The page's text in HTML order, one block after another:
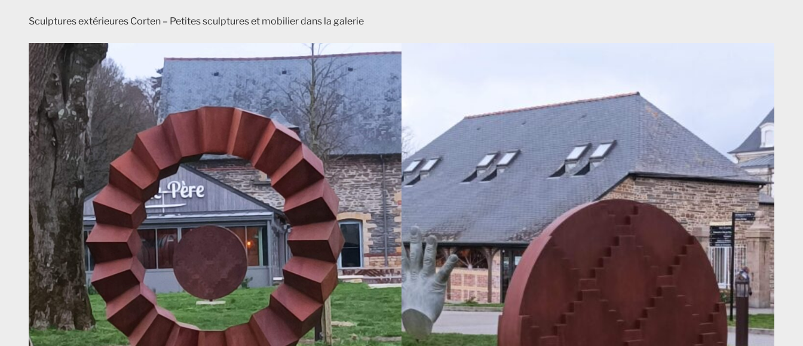
Sculptures extérieures Corten – Petites sculptures et mobilier dans la galerie